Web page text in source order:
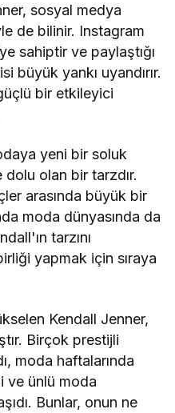
sosyal medya
de bilinir. Instagram
sahiptir ve paylaştığı
büyük yankı uyandırır.
bir etkileyici
yeni bir soluk
olan bir tarzdır.
arasında büyük bir
moda dünyasında da
tarzını
yapmak için sıraya
Kendall Jenner,
Birçok prestijli
moda haftalarında
ve ünlü moda
Bunlar, onun ne